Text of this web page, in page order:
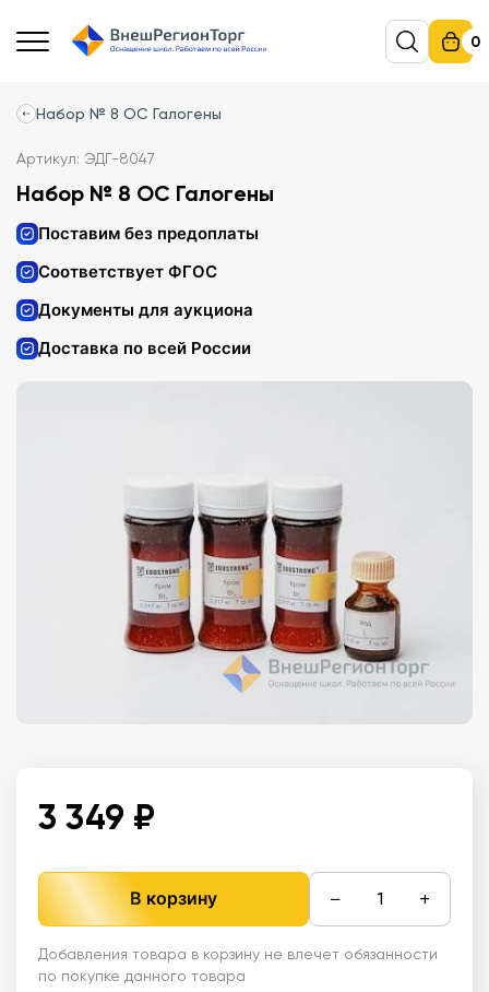
0
Набор № 8 ОС Галогены
Артикул: ЭДГ-8047
Набор № 8 ОС Галогены
Поставим без предоплаты
Соответствует ФГОС
Документы для аукциона
Доставка по всей России
3 349 ₽
В корзину − +
Добавления товара в корзину не влечет обязанности
по покупке данного товара